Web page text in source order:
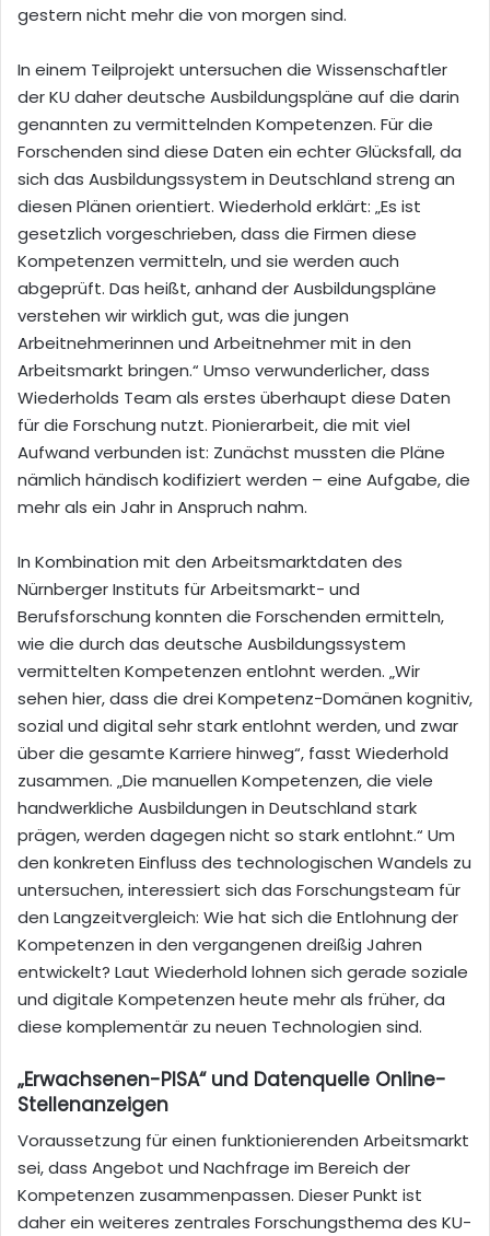
gestern nicht mehr die von morgen sind.
In einem Teilprojekt untersuchen die Wissenschaftler
der KU daher deutsche Ausbildungspläne auf die darin
genannten zu vermittelnden Kompetenzen. Für die
Forschenden sind diese Daten ein echter Glücksfall, da
sich das Ausbildungssystem in Deutschland streng an
diesen Plänen orientiert. Wiederhold erklärt: „Es ist
gesetzlich vorgeschrieben, dass die Firmen diese
Kompetenzen vermitteln, und sie werden auch
abgeprüft. Das heißt, anhand der Ausbildungspläne
verstehen wir wirklich gut, was die jungen
Arbeitnehmerinnen und Arbeitnehmer mit in den
Arbeitsmarkt bringen.“ Umso verwunderlicher, dass
Wiederholds Team als erstes überhaupt diese Daten
für die Forschung nutzt. Pionierarbeit, die mit viel
Aufwand verbunden ist: Zunächst mussten die Pläne
nämlich händisch kodifiziert werden – eine Aufgabe, die
mehr als ein Jahr in Anspruch nahm.
In Kombination mit den Arbeitsmarktdaten des
Nürnberger Instituts für Arbeitsmarkt- und
Berufsforschung konnten die Forschenden ermitteln,
wie die durch das deutsche Ausbildungssystem
vermittelten Kompetenzen entlohnt werden. „Wir
sehen hier, dass die drei Kompetenz-Domänen kognitiv,
sozial und digital sehr stark entlohnt werden, und zwar
über die gesamte Karriere hinweg“, fasst Wiederhold
zusammen. „Die manuellen Kompetenzen, die viele
handwerkliche Ausbildungen in Deutschland stark
prägen, werden dagegen nicht so stark entlohnt.“ Um
den konkreten Einfluss des technologischen Wandels zu
untersuchen, interessiert sich das Forschungsteam für
den Langzeitvergleich: Wie hat sich die Entlohnung der
Kompetenzen in den vergangenen dreißig Jahren
entwickelt? Laut Wiederhold lohnen sich gerade soziale
und digitale Kompetenzen heute mehr als früher, da
diese komplementär zu neuen Technologien sind.
„Erwachsenen-PISA“ und Datenquelle Online-
Stellenanzeigen
Voraussetzung für einen funktionierenden Arbeitsmarkt
sei, dass Angebot und Nachfrage im Bereich der
Kompetenzen zusammenpassen. Dieser Punkt ist
daher ein weiteres zentrales Forschungsthema des KU-